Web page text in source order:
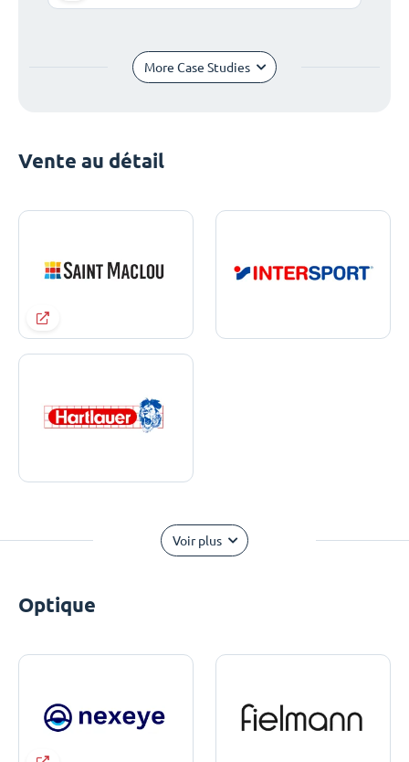
More Case Studies
Vente au détail
Voir plus
Optique